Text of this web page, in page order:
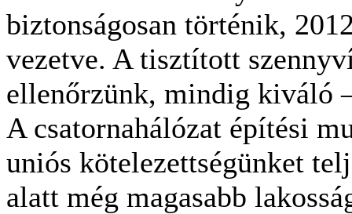
biztonságosan történik,
vezetve. A tisztított
ellenőrzünk, mindig kiváló
A csatornahálózat építési
uniós kötelezettségünket
alatt még magasabb